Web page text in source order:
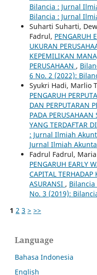
Bilancia : Jurnal
Bilancia : Jurnal
Suharti Suharti,
Fadrul, PENGARUH
UKURAN
KEPEMILIKAN
PERUSAHAAN ,
6 No. 2 (2022):
Syukri Hadi, Marlio
PENGARUH
DAN PERPUTARAN
PADA
YANG TERDAFTAR
: Jurnal Ilmiah
Jurnal Ilmiah
Fadrul Fadrul,
PENGARUH EARLY
CAPITAL TERHADAP
ASURANSI ,
No. 3 (2019):
1 2 3 > >>
Language
Bahasa Indonesia
English